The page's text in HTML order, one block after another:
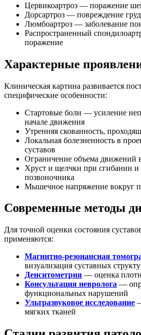
Цервикоартроз — поражение
Дорсартроз — повреждение
Люмбоартроз — заболевание
Распространенный
поражение
Характерные
Клиническая картина развивается
специфические особенности:
Стартовые боли — усиление
начале движения
Утренняя скованность,
Локальная болезненность в
суставов
Ограничение объема движений
Хруст и щелчки при сгибании и
позвоночника
Мышечное напряжение вокруг
Современные методы
Для точной оценки состояния
применяются:
Магнитно-резонансная
визуализация суставных
Денситометрия — оценка
Консультация невролога —
функциональных нарушений
Ультразвуковое исследование
мягких тканей